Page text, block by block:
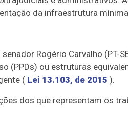
da infraestrutura
Rogério Carvalho (PT-
(PPDs) ou estruturas
( Lei 13.103, de 2015 ).
dos que representam os